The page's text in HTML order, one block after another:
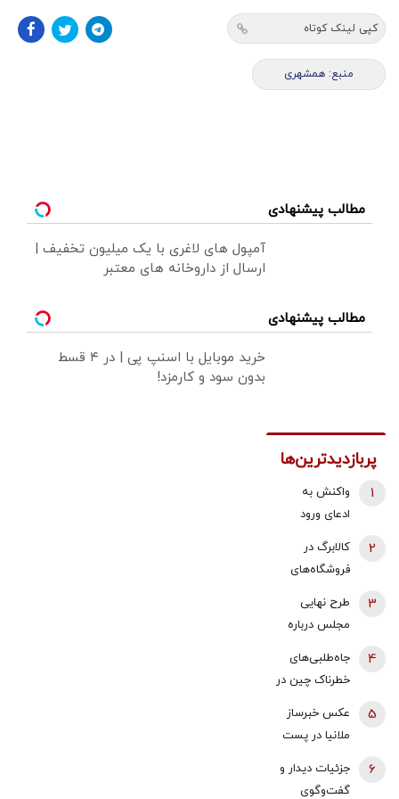
کپی لینک کوتاه
منبع: همشهری
مطالب پیشنهادی
آمپول های لاغری با یک میلیون تخفیف |
ارسال از داروخانه های معتبر
مطالب پیشنهادی
خرید موبایل با اسنپ پی | در ۴ قسط
بدون سود و کارمزد!
پربازدیدترین‌ها
واکنش به
ادعای ورود
هواگردها به
دقیقه قبل از
حمله به بیت
رهبری/ رییس
هواپیمایی
کشوری: کذب
محض است/
اگر چنین
داشت، خودمان
1
کالابرگ در
فروشگاه‌های
شد
2
طرح نهایی
مجلس درباره
بنزین اعلام شد
3
جاه‌طلبی‌های
خطرناک چین در
ایران و اوکراین
| ۲۰۲۷؛ سال
سرنوشت‌ساز
برای شی جین‌
4
عکس خبرساز
ملانیا در پست
منظور رئیس
5
جزئیات دیدار و
گفت‌وگوی
6